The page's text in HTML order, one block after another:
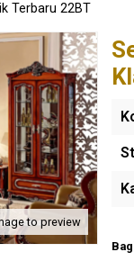
Terbaru 22BT
to preview